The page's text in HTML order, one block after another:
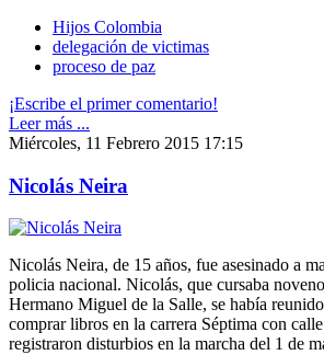
Hijos Colombia
delegación de victimas
proceso de paz
¡Escribe el primer comentario!
Leer más ...
Miércoles, 11 Febrero 2015 17:15
Nicolás Neira
Nicolás Neira, de 15 años, fue asesinado a
policia nacional. Nicolás, que cursaba
Hermano Miguel de la Salle, se había
comprar libros en la carrera Séptima con
registraron disturbios en la marcha del 1 de